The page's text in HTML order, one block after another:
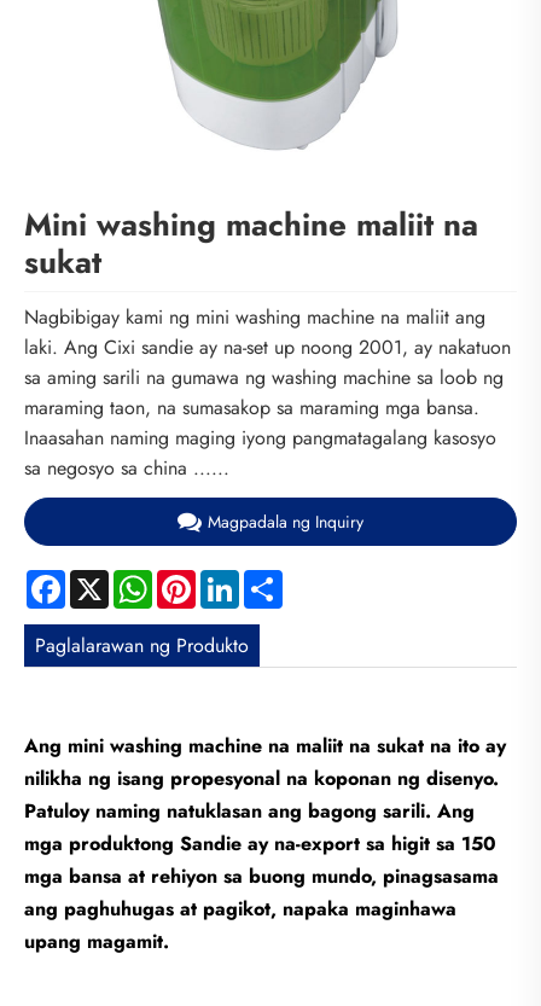
Mini washing machine maliit na
sukat
Nagbibigay kami ng mini washing machine na maliit ang
laki. Ang Cixi sandie ay na-set up noong 2001, ay nakatuon
sa aming sarili na gumawa ng washing machine sa loob ng
maraming taon, na sumasakop sa maraming mga bansa.
Inaasahan naming maging iyong pangmatagalang kasosyo
sa negosyo sa china ......
Magpadala ng Inquiry
Facebook
X WhatsApp
PinterestLinkedIn
Paglalarawan ng Produkto
Ang mini washing machine na maliit na sukat na ito ay
nilikha ng isang propesyonal na koponan ng disenyo.
Patuloy naming natuklasan ang bagong sarili. Ang
mga produktong Sandie ay na-export sa higit sa 150
mga bansa at rehiyon sa buong mundo, pinagsasama
ang paghuhugas at pagikot, napaka maginhawa
upang magamit.